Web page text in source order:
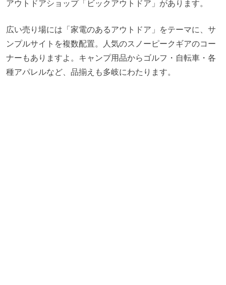
アウトドアショップ「ビックアウトドア」があります。
広い売り場には「家電のあるアウトドア」をテーマに、サ
ンプルサイトを複数配置。人気のスノーピークギアのコー
ナーもありますよ。キャンプ用品からゴルフ・自転車・各
種アパレルなど、品揃えも多岐にわたります。